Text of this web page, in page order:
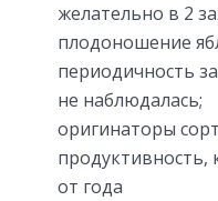
желательно в 2
плодоношение
периодичность
не наблюдалась;
оригинаторы
продуктивность,
от года